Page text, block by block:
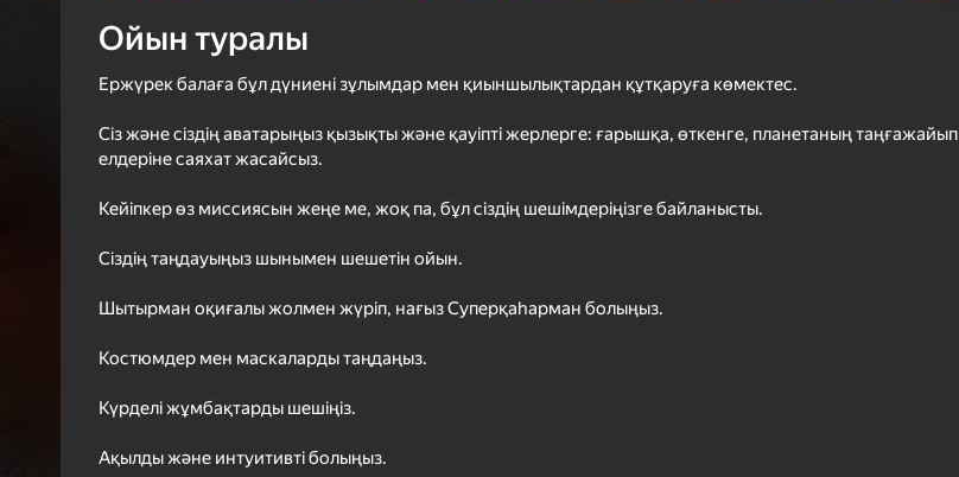
Ойнау
Ойын туралы
Ержүрек балаға бұл дүниені зұлымдар мен қиыншылықтардан құтқаруға көмектес.
Сіз және сіздің аватарыңыз қызықты және қауіпті жерлерге: ғарышқа, өткенге, планетаның таңғажайып
елдеріне саяхат жасайсыз.
Кейіпкер өз миссиясын жеңе ме, жоқ па, бұл сіздің шешімдеріңізге байланысты.
Сіздің таңдауыңыз шынымен шешетін ойын.
Шытырман оқиғалы жолмен жүріп, нағыз Суперқаһарман болыңыз.
Костюмдер мен маскаларды таңдаңыз.
Күрделі жұмбақтарды шешіңіз.
Ақылды және интуитивті болыңыз.